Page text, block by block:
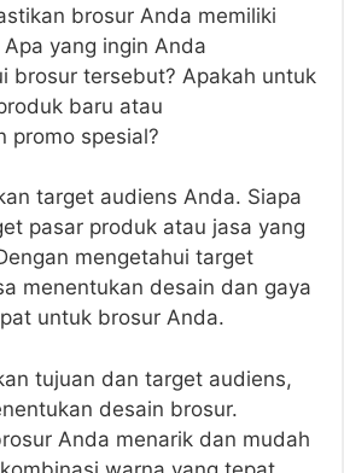
brosur Anda memiliki
yang ingin Anda
brosur tersebut? Apakah untuk
baru atau
promo spesial?
target audiens Anda. Siapa
pasar produk atau jasa yang
mengetahui target
menentukan desain dan gaya
untuk brosur Anda.
tujuan dan target audiens,
desain brosur.
Anda menarik dan mudah